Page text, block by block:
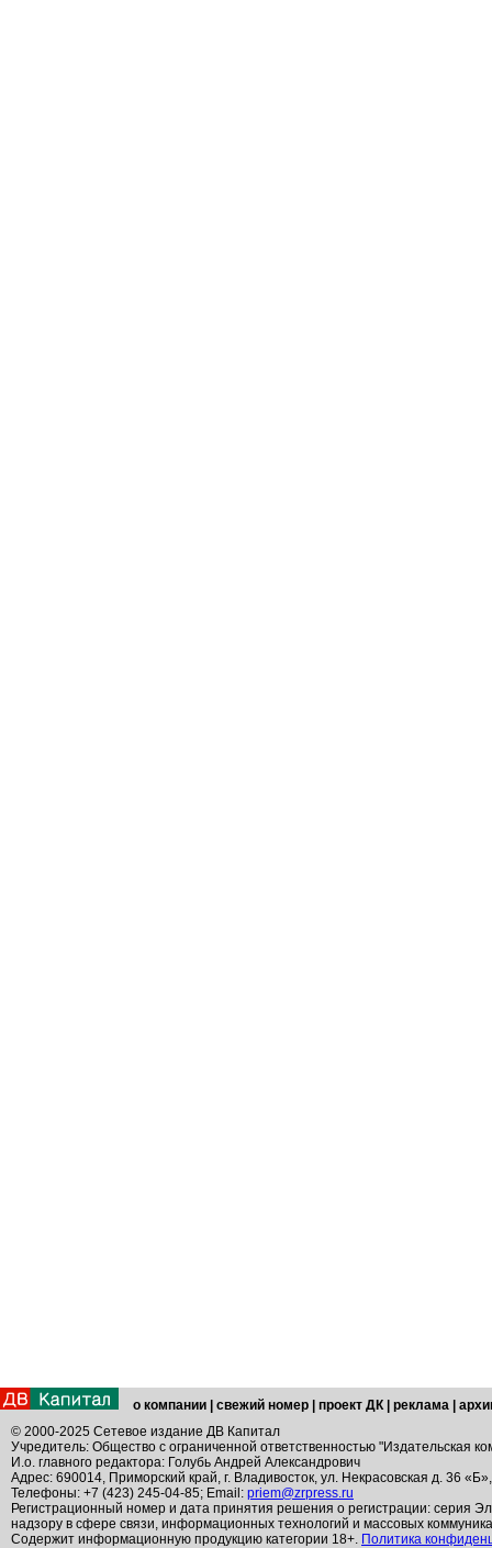
о компании свежий номер проект ДК реклама
© 2000-2025 Сетевое издание ДВ Капитал
Учредитель: Общество с ограниченной ответственностью "Издательская
И.о. главного редактора: Голубь Андрей Александрович
Адрес: 690014, Приморский край, г. Владивосток, ул. Некрасовская д. 36
Телефоны: +7 (423) 245-04-85; Email: priem@zrpress.ru
Регистрационный номер и дата принятия решения о регистрации: серия
надзору в сфере связи, информационных технологий и массовых
Содержит информационную продукцию категории 18+. Политика